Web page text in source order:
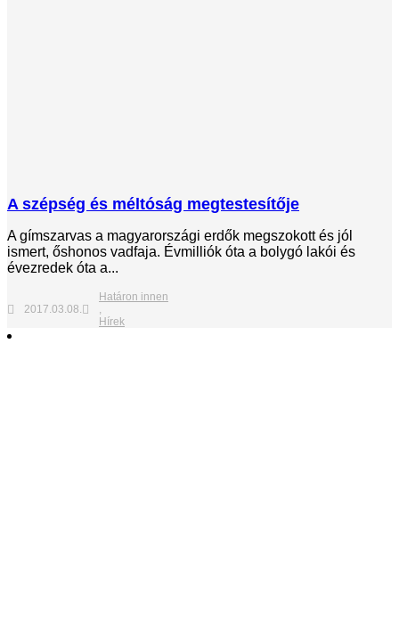
A szépség és méltóság megtestesítője
A gímszarvas a magyarországi erdők megszokott és jól
ismert, őshonos vadfaja. Évmilliók óta a bolygó lakói és
évezredek óta a...
2017.03.08.
Határon innen
,
Hírek